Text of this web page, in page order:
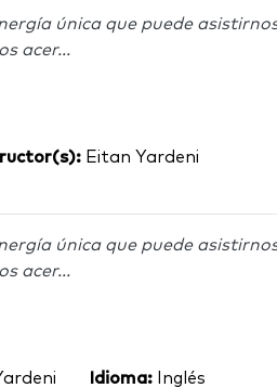
única que puede
acer...
Eitan Yardeni
única que puede
acer...
Idioma: Inglés